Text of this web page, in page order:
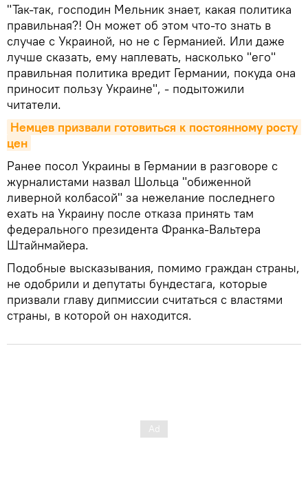
"Так-так, господин Мельник знает, какая политика
правильная?! Он может об этом что-то знать в
случае с Украиной, но не с Германией. Или даже
лучше сказать, ему наплевать, насколько "его"
правильная политика вредит Германии, покуда она
приносит пользу Украине", - подытожили
читатели.
Немцев призвали готовиться к постоянному росту
цен
Ранее посол Украины в Германии в разговоре с
журналистами назвал Шольца "обиженной
ливерной колбасой" за нежелание последнего
ехать на Украину после отказа принять там
федерального президента Франка-Вальтера
Штайнмайера.
Подобные высказывания, помимо граждан страны,
не одобрили и депутаты бундестага, которые
призвали главу дипмиссии считаться с властями
страны, в которой он находится.